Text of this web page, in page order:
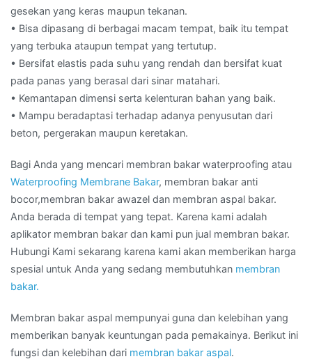
gesekan yang keras maupun tekanan.
• Bisa dipasang di berbagai macam tempat, baik itu tempat
yang terbuka ataupun tempat yang tertutup.
• Bersifat elastis pada suhu yang rendah dan bersifat kuat
pada panas yang berasal dari sinar matahari.
• Kemantapan dimensi serta kelenturan bahan yang baik.
• Mampu beradaptasi terhadap adanya penyusutan dari
beton, pergerakan maupun keretakan.
Bagi Anda yang mencari membran bakar waterproofing atau
Waterproofing Membrane Bakar, membran bakar anti
bocor,membran bakar awazel dan membran aspal bakar.
Anda berada di tempat yang tepat. Karena kami adalah
aplikator membran bakar dan kami pun jual membran bakar.
Hubungi Kami sekarang karena kami akan memberikan harga
spesial untuk Anda yang sedang membutuhkan membran
bakar.
Membran bakar aspal mempunyai guna dan kelebihan yang
memberikan banyak keuntungan pada pemakainya. Berikut ini
fungsi dan kelebihan dari membran bakar aspal.